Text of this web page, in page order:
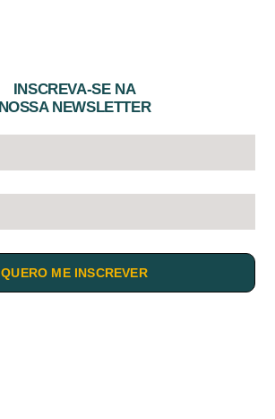
INSCREVA-SE NA
NOSSA NEWSLETTER
QUERO ME INSCREVER